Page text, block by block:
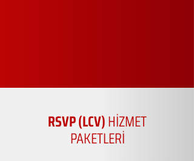
RSVP (LCV)HİZMET
PAKETLERİ